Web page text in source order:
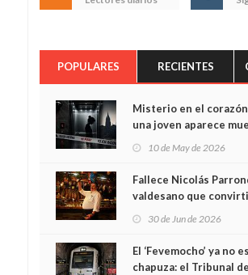
POPULARES RECIENTES
Misterio en el
una joven aparece
cámaras captan sus
minutos
10 de May de 2026
Fallece Nicolás
valdesano que
30 de Jun de 2026
El ‘Fevemocho’ ya no
chapuza: el Tribunal